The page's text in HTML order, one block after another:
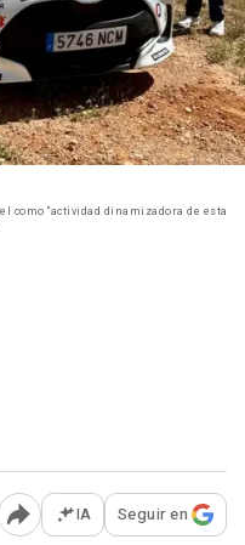
como "actividad dinamizadora de esta
Abrir opciones para
IA Seguir en